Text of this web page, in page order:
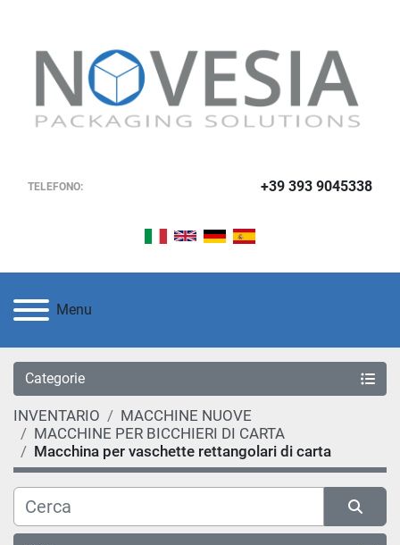
TELEFONO: +39 393 9045338
Menu
Categorie
INVENTARIO
MACCHINE NUOVE
MACCHINE PER BICCHIERI DI CARTA
Macchina per vaschette rettangolari di carta